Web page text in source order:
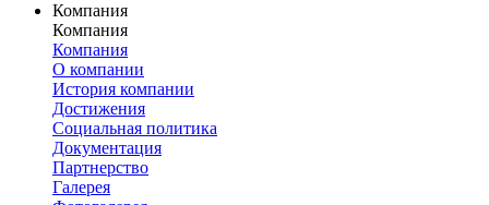
Компания
Компания
Компания
О компании
История компании
Достижения
Социальная политика
Документация
Партнерство
Галерея